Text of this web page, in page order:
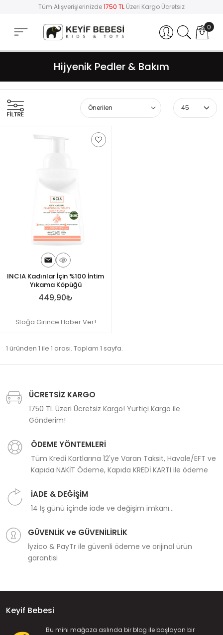
Tüm Alışverişlerinizde1750 TL Üzeri Kargo Ücretsiz
Hesabım 0
Hijyenik Pedler & Bakım
INCIA Kadınlar İçin %100 İntim
Yıkama Köpüğü
449,90₺
Stoğa Girince Haber Ver!
1 üründen 1 ile 1 arası. Toplam 1 sayfa.
ÜCRETSİZ KARGO
1750 TL Üzeri Ücretsiz Kargo! Yurtiçi Kargo ile
Gönderim!
ÖDEME YÖNTEMLERİ
Tüm Kredi Kartlarına 12'ye Varan Taksit, Havale/EFT ve
Kapıda NAKİT Ödeme, Kapıda KREDİ KARTI ile ödeme
İADE & DEĞİŞİM
14 İş günü içinde iade ve değişim imkanı...
GÜVENLİK ve GÜVENİLİRLİK
İyzico & PayTr ile güvenli ödeme ve orijinal ürün
garantisi
Keyif Bebesi
Bu mini mağaza aslında bir blog ile başlayan bir